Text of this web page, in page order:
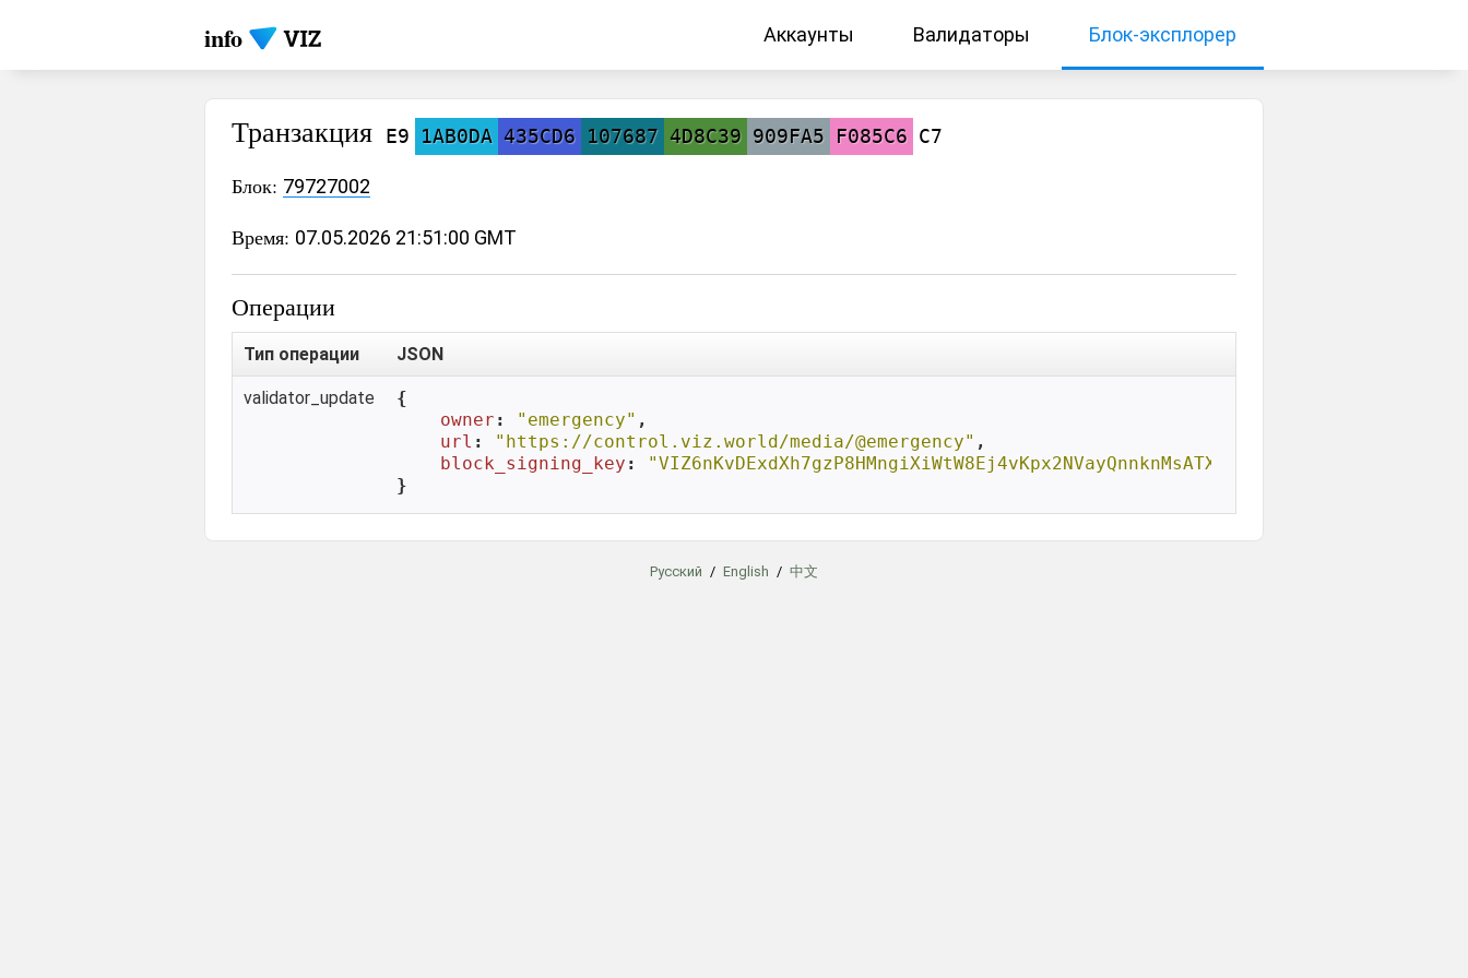
info Аккаунты Валидаторы Блок-эксплорер
Транзакция E9 1AB0DA 435CD6 107687 4D8C39 909FA5 F085C6 C7
Блок: 79727002
Время: 07.05.2026 21:51:00 GMT
Операции
Тип операции JSON
validator_update
{
owner : "emergency" ,
url : "https://control.viz.world/media/@emergency" ,
block_signing_key :
"VIZ6nKvDExdXh7gzP8HMngiXiWtW8Ej4vKpx2NVayQnnknMsATXE1"
}
Русский / English / 中文